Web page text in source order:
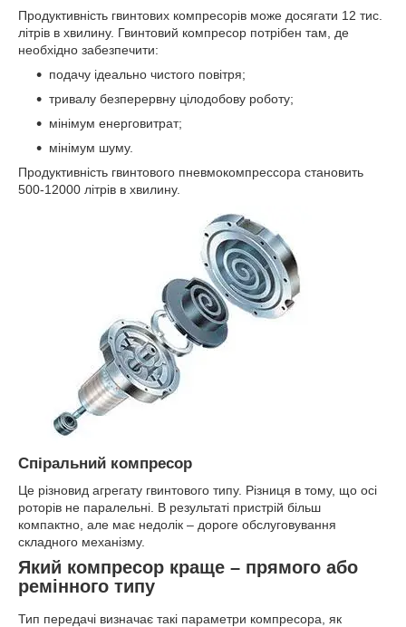
Продуктивність гвинтових компресорів може досягати 12 тис.
літрів в хвилину. Гвинтовий компресор потрібен там, де
необхідно забезпечити:
подачу ідеально чистого повітря;
тривалу безперервну цілодобову роботу;
мінімум енерговитрат;
мінімум шуму.
Продуктивність гвинтового пневмокомпрессора становить
500-12000 літрів в хвилину.
Спіральний компресор
Це різновид агрегату гвинтового типу. Різниця в тому, що осі
роторів не паралельні. В результаті пристрій більш
компактно, але має недолік – дороге обслуговування
складного механізму.
Який компресор краще – прямого або
ремінного типу
Тип передачі визначає такі параметри компресора, як